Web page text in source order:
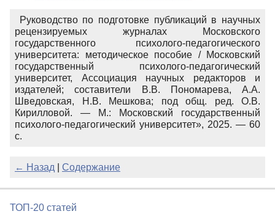
Руководство по подготовке публикаций в научных
рецензируемых журналах Московского
государственного психолого-педагогического
университета: методическое пособие / Московский
государственный психолого-педагогический
университет, Ассоциация научных редакторов и
издателей; составители В.В. Пономарева, А.А.
Шведовская, Н.В. Мешкова; под общ. ред. О.В.
Кирилловой. — М.: Московский государственный
психолого-педагогический университет», 2025. — 60
с.
← Назад Содержание
ТОП-20 статей